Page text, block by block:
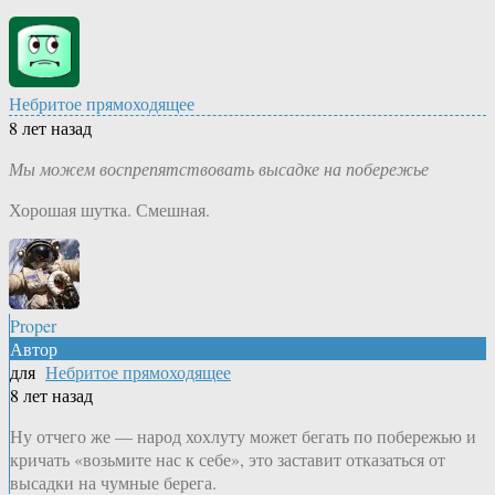
Небритое прямоходящее
8 лет назад
Мы можем воспрепятствовать высадке на побережье
Хорошая шутка. Смешная.
Proper
Автор
для Небритое прямоходящее
8 лет назад
Ну отчего же — народ хохлуту может бегать по побережью и
кричать «возьмите нас к себе», это заставит отказаться от
высадки на чумные берега.